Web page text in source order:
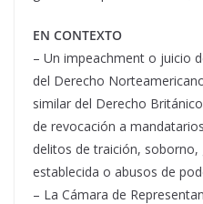
EN CONTEXTO
– Un impeachment o juicio
del Derecho
similar del Derecho
de revocación a
delitos de traición, soborno,
establecida o abusos de
– La Cámara de